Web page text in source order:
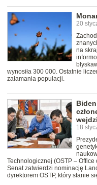
20
na
wynosiła 300 000. Ostatnie
załamania populacji.
18
Technologicznej (OSTP –
Senat zatwierdzi nominację
dyrektorem OSTP, który stanie